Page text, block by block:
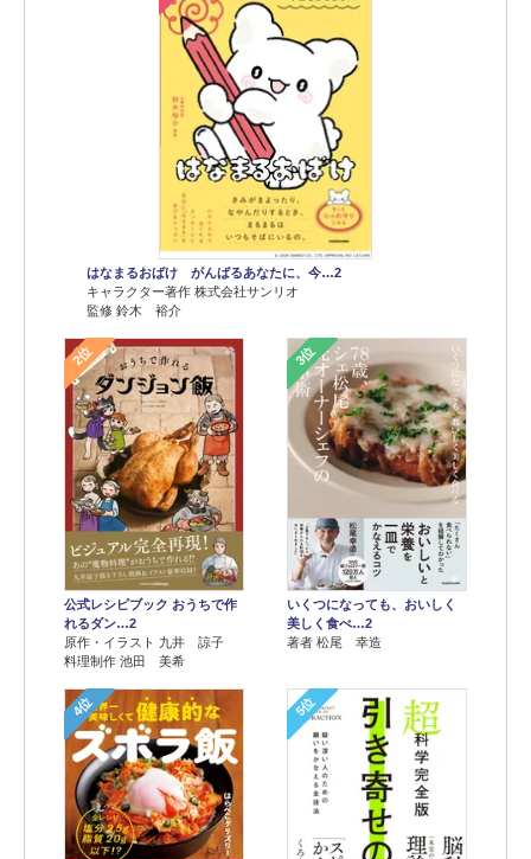
はなまるおばけ がんばるあなたに、今…2
キャラクター著作 株式会社サンリオ
監修 鈴木 裕介
2位
公式レシピブック おうちで作
れるダン…2
原作・イラスト 九井 諒子
料理制作 池田 美希
3位
いくつになっても、おいしく
美しく食べ…2
著者 松尾 幸造
4位 5位